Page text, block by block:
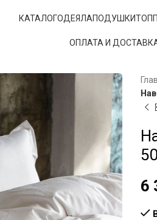
КАТАЛОГОДЕЯЛАПОДУШКИ
ОПЛАТА И
6